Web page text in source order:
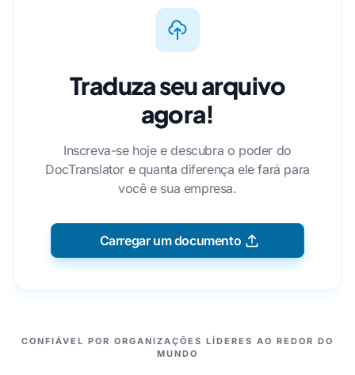
Traduza seu arquivo
agora!
Inscreva-se hoje e descubra o poder do
DocTranslator e quanta diferença ele fará para
você e sua empresa.
Carregar um documento
NOSSOS PARCEIROS
CONFIÁVEL POR ORGANIZAÇÕES LÍDERES AO REDOR DO
MUNDO